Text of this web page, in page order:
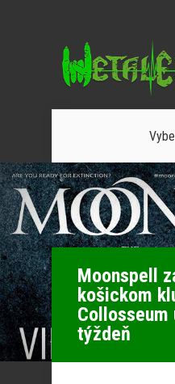
Moonspell
košickom
Collosseum
týždeň